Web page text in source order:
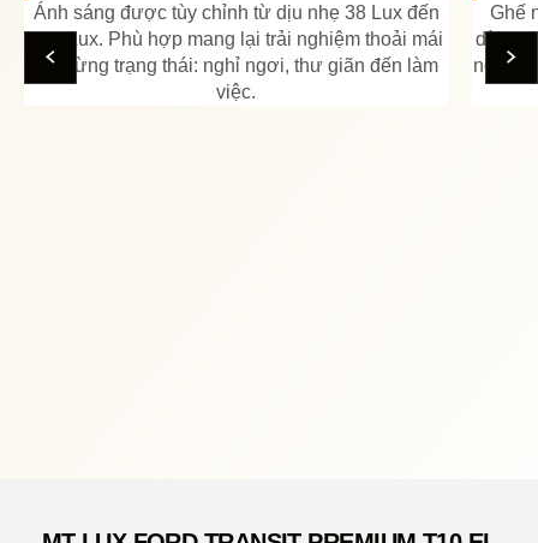
Ánh sáng được tùy chỉnh từ dịu nhẹ 38 Lux đến
335 Lux. Phù hợp mang lại trải nghiệm thoải mái
cho từng trạng thái: nghỉ ngơi, thư giãn đến làm
việc.
Ghế
dàng
ngả